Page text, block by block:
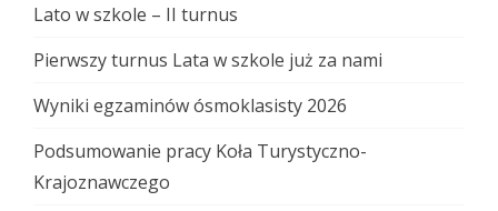
Lato w szkole – II turnus
Pierwszy turnus Lata w szkole już za nami
Wyniki egzaminów ósmoklasisty 2026
Podsumowanie pracy Koła Turystyczno-
Krajoznawczego